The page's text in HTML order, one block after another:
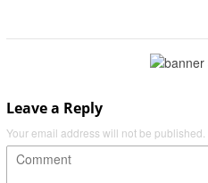
Leave a Reply
Your email address will not be published.